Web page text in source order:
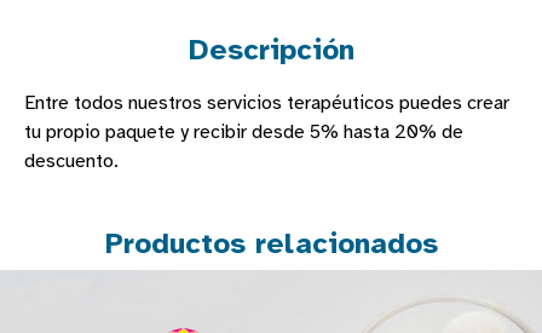
Descripción
Entre todos nuestros servicios terapéuticos puedes crear
tu propio paquete y recibir desde 5% hasta 20% de
descuento.
Productos relacionados